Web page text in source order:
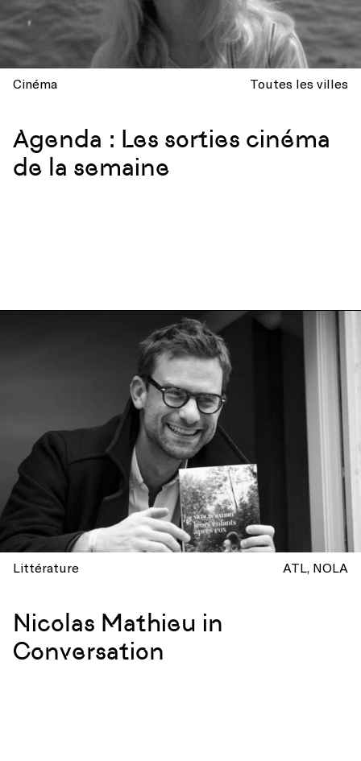
Cinéma Toutes les villes
Agenda : Les sorties cinéma
de la semaine
Littérature ATL NOLA
Nicolas Mathieu in
Conversation